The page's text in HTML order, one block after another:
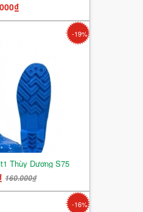
-19%
Thùy Dương S75
160.000₫
-16%